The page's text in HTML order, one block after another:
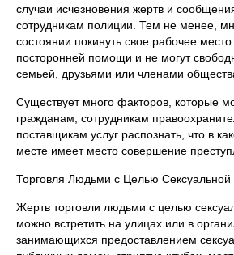
случаи исчезновения жертв и
сотрудникам полиции. Тем не менее,
состоянии покинуть свое рабочее
посторонней помощи и не могут
семьей, друзьями или членами
Существует много факторов, которые
гражданам, сотрудникам
поставщикам услуг распознать, что в
месте имеет место совершение
Торговля Людьми с Целью Сексуальной
Жертв торговли людьми с целью
можно встретить на улицах или в
занимающихся предоставлением